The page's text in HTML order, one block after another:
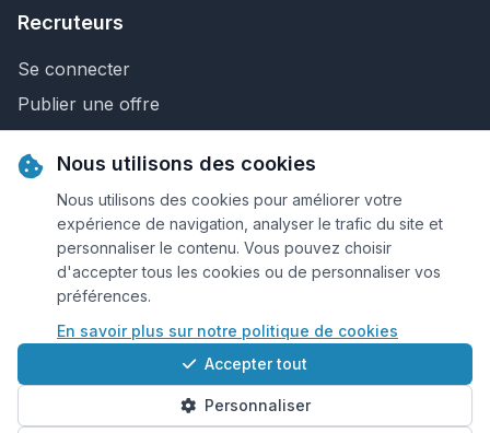
Recruteurs
Se connecter
Publier une offre
Nous contacter
© 2026 Keejob.com. Tous droits réservés.
Conditions et règlement
Cookies
Qui sommes-nous?
Nous utilisons des cookies
Nous utilisons des cookies pour améliorer votre
expérience de navigation, analyser le trafic du site et
personnaliser le contenu. Vous pouvez choisir
d'accepter tous les cookies ou de personnaliser vos
préférences.
En savoir plus sur notre politique de cookies
Accepter tout
Personnaliser